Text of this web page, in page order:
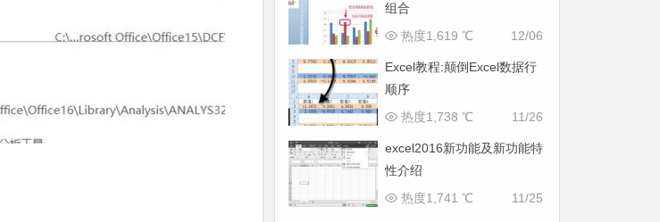
组合
12/06
热度1,619 ℃
Excel教程:颠倒Excel数据行
顺序
11/26
热度1,738 ℃
excel2016新功能及新功能特
性介绍
11/25
热度1,741 ℃